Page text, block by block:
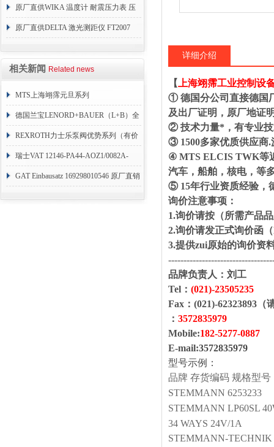
原厂直供WIKA 温度计 耐震压力表 压
力开关 变送器
原厂直供DELTA 激光测距仪 FT2007
相关新闻 Related news
MTS上海翊霈元旦系列
RHM3050MR081A01
德国兰宝LENORD+BAUER（L+B）全
系列编码器
REXROTH力士乐泵阀优势系列（有价
目表）
瑞士VAT 12146-PA44-AOZ1/0082A-
1173938
GAT Einbausatz 169298010546 原厂直销
详细介绍
【
上海翊霈工业控制设
① 德国分公司直接德国
及出厂证明，原厂地证
② 技术力量*，有专业技
③ 1500多家优质供应商.
④ MTS ELCIS TWK等
汽车，船舶，核电，等
⑤ 15年行业资质经验，
询价注意事项：
1.询价请按（所需产
2.询价请发正式询价
3.提供zui原始的询价资
品牌负责人： 刘工
Tel： (021)-23505235
Fax：(021)-62323893（
： 3572835979
Mobile:182-5277-0887
E-mail:3572835979
型号示例：
品牌 存货编码 规格型号
STEMMANN 6253233
STEMMANN LP60SL
34 WAYS 24V/1A
STEMMANN-TECHNIK